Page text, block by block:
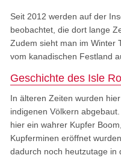
Seit 2012 werden auf der
beobachtet, die dort lange
Zudem sieht man im Winter
vom kanadischen Festland
Geschichte des Isle
In älteren Zeiten wurden
indigenen Völkern
hier ein wahrer Kupfer
Kupferminen eröffnet
dadurch noch heutzutage in